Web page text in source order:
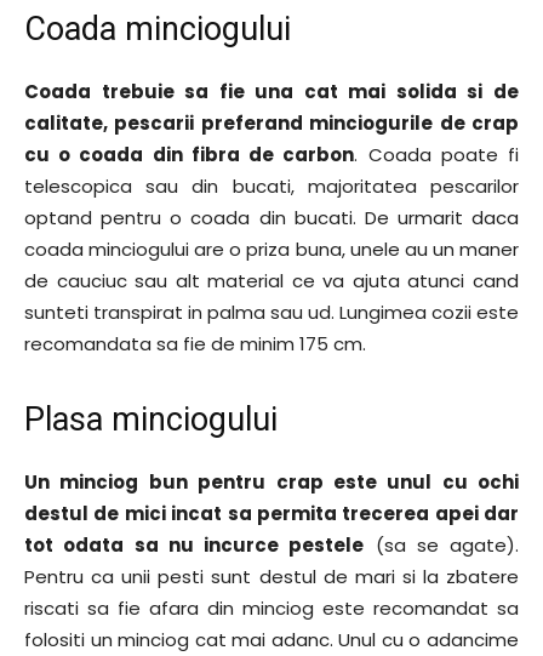
Coada minciogului
Coada trebuie sa fie una cat mai solida si de
calitate, pescarii preferand minciogurile de crap
cu o coada din fibra de carbon. Coada poate fi
telescopica sau din bucati, majoritatea pescarilor
optand pentru o coada din bucati. De urmarit daca
coada minciogului are o priza buna, unele au un maner
de cauciuc sau alt material ce va ajuta atunci cand
sunteti transpirat in palma sau ud. Lungimea cozii este
recomandata sa fie de minim 175 cm.
Plasa minciogului
Un minciog bun pentru crap este unul cu ochi
destul de mici incat sa permita trecerea apei dar
tot odata sa nu incurce pestele (sa se agate).
Pentru ca unii pesti sunt destul de mari si la zbatere
riscati sa fie afara din minciog este recomandat sa
folositi un minciog cat mai adanc. Unul cu o adancime